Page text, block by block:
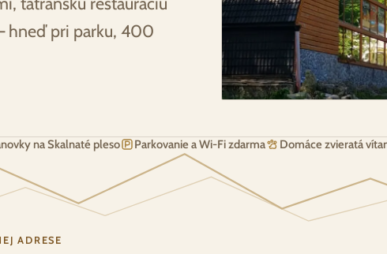
hneď pri parku, 400
na Skalnaté pleso Parkovanie a Wi-Fi zdarma Domáce zvieratá
ADRESE